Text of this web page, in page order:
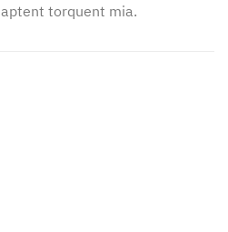
torquent mia.